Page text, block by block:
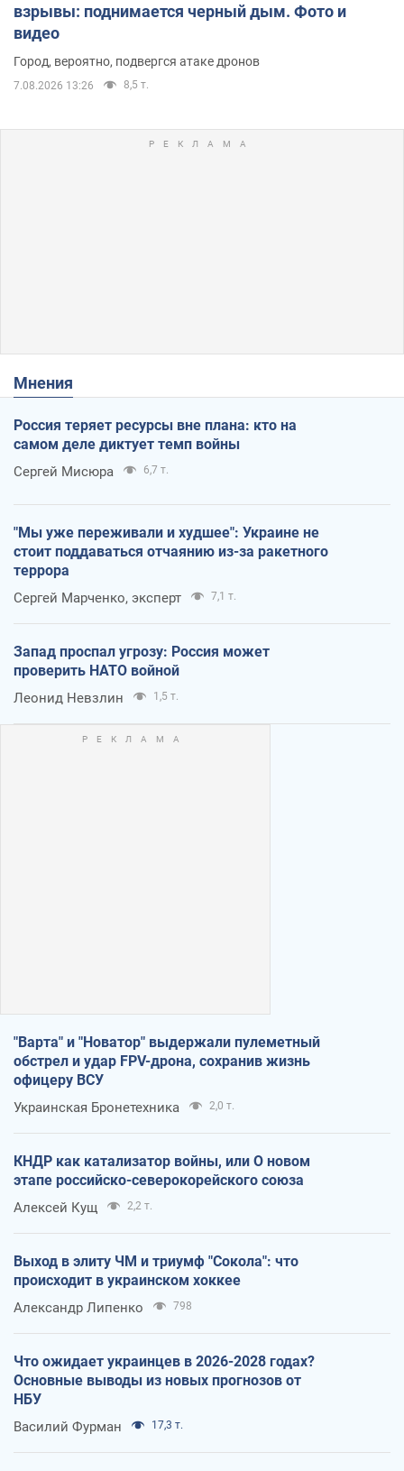
взрывы: поднимается черный дым. Фото и
видео
Город, вероятно, подвергся атаке дронов
7.08.2026 13:26 8,5 т.
Мнения
Россия теряет ресурсы вне плана: кто на
самом деле диктует темп войны
Сергей Мисюра 6,7 т.
"Мы уже переживали и худшее": Украине не
стоит поддаваться отчаянию из-за ракетного
террора
Сергей Марченко, эксперт 7,1 т.
Запад проспал угрозу: Россия может
проверить НАТО войной
Леонид Невзлин 1,5 т.
"Варта" и "Новатор" выдержали пулеметный
обстрел и удар FPV-дрона, сохранив жизнь
офицеру ВСУ
Украинская Бронетехника 2,0 т.
КНДР как катализатор войны, или О новом
этапе российско-северокорейского союза
Алексей Кущ 2,2 т.
Выход в элиту ЧМ и триумф "Сокола": что
происходит в украинском хоккее
Александр Липенко 798
Что ожидает украинцев в 2026-2028 годах?
Основные выводы из новых прогнозов от
НБУ
Василий Фурман 17,3 т.